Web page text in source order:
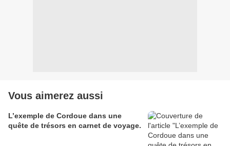
Vous aimerez aussi
L’exemple de Cordoue dans une
quête de trésors en carnet de voyage.